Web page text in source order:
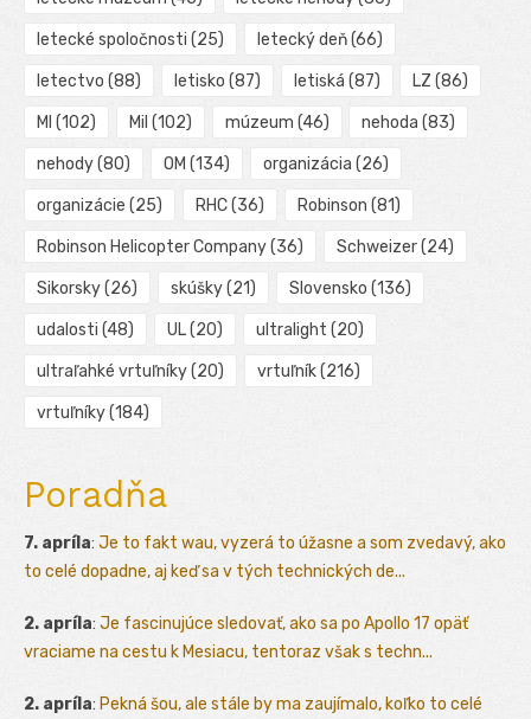
letecké spoločnosti (25) letecký deň(66)
letectvo (88) letisko (87) letiská (87) LZ (86)
MI (102) Mil (102) múzeum (46) nehoda (83)
nehody(80) OM (134) organizácia (26)
organizácie (25) RHC(36) Robinson (81)
Robinson Helicopter Company(36) Schweizer(24)
Sikorsky(26) skúšky(21) Slovensko (136)
udalosti (48) UL(20) ultralight (20)
ultraľahké vrtuľníky(20) vrtuľník(216)
vrtuľníky(184)
Poradňa
7. apríla: Je to fakt wau, vyzerá to úžasne a som zvedavý, ako
to celé dopadne, aj keď sa v tých technických de...
2. apríla: Je fascinujúce sledovať, ako sa po Apollo 17 opäť
vraciame na cestu k Mesiacu, tentoraz však s techn...
2. apríla: Pekná šou, ale stále by ma zaujímalo, koľko to celé